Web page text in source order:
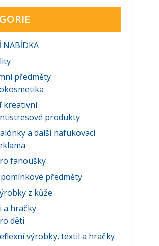
NABĺDKA
předměty
kreativní
produkty
a další nafukovací
fanoušky
předměty
z kůže
a hračky
děti
výrobky, textil a hračky